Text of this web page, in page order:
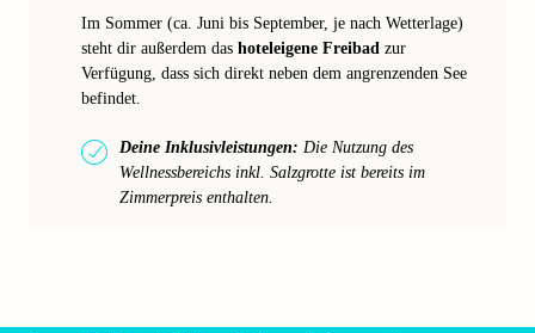
Im Sommer (ca. Juni bis September, je nach Wetterlage)
steht dir außerdem das hoteleigene Freibad zur
Verfügung, dass sich direkt neben dem angrenzenden See
befindet.
Deine Inklusivleistungen: Die Nutzung des
Wellnessbereichs inkl. Salzgrotte ist bereits im
Zimmerpreis enthalten.